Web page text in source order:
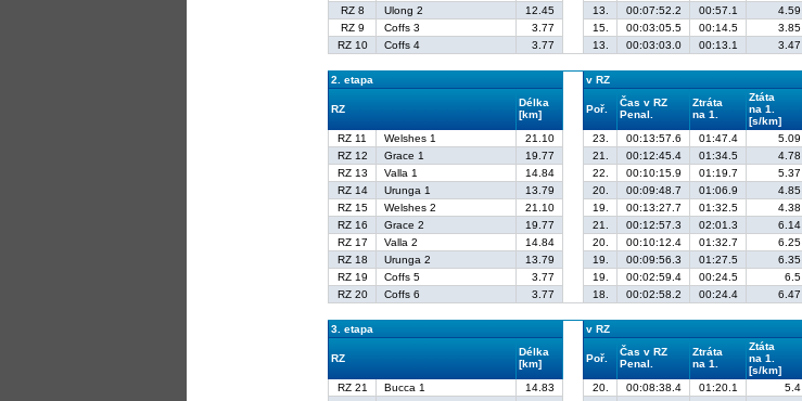
RZ 8
Ulong 2 12.45 13. 00:07:52.2 00:57.1 4.59
RZ 9
Coffs 3 3.77 15. 00:03:05.5 00:14.5 3.85
RZ 10
Coffs 4 3.77 13. 00:03:03.0 00:13.1 3.47
2. etapa v RZ
RZ
Délka
[km]
Poř.
Čas v RZ
Penal.
Ztráta
na 1.
Ztáta
na 1.
[s/km]
RZ 11
Welshes 1 21.10 23. 00:13:57.6 01:47.4 5.09
RZ 12
Grace 1 19.77 21. 00:12:45.4 01:34.5 4.78
RZ 13
Valla 1 14.84 22. 00:10:15.9 01:19.7 5.37
RZ 14
Urunga 1 13.79 20. 00:09:48.7 01:06.9 4.85
RZ 15
Welshes 2 21.10 19. 00:13:27.7 01:32.5 4.38
RZ 16
Grace 2 19.77 21. 00:12:57.3 02:01.3 6.14
RZ 17
Valla 2 14.84 20. 00:10:12.4 01:32.7 6.25
RZ 18
Urunga 2 13.79 19. 00:09:56.3 01:27.5 6.35
RZ 19
Coffs 5 3.77 19. 00:02:59.4 00:24.5 6.5
RZ 20
Coffs 6 3.77 18. 00:02:58.2 00:24.4 6.47
3. etapa v RZ
RZ
Délka
[km]
Poř.
Čas v RZ
Penal.
Ztráta
na 1.
Ztáta
na 1.
[s/km]
RZ 21
Bucca 1 14.83 20. 00:08:38.4 01:20.1 5.4